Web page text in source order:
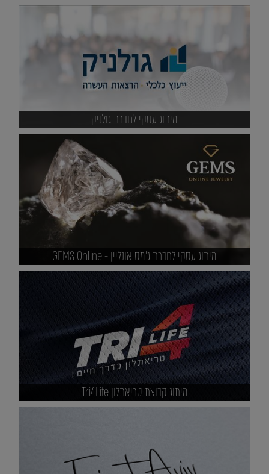
מיתוג עסקי לחברת גולניק
מיתוג עסקי לחברת ג'מס אונליין - GEMS Online
מיתוג קבוצת טריאתלון Tri4Life